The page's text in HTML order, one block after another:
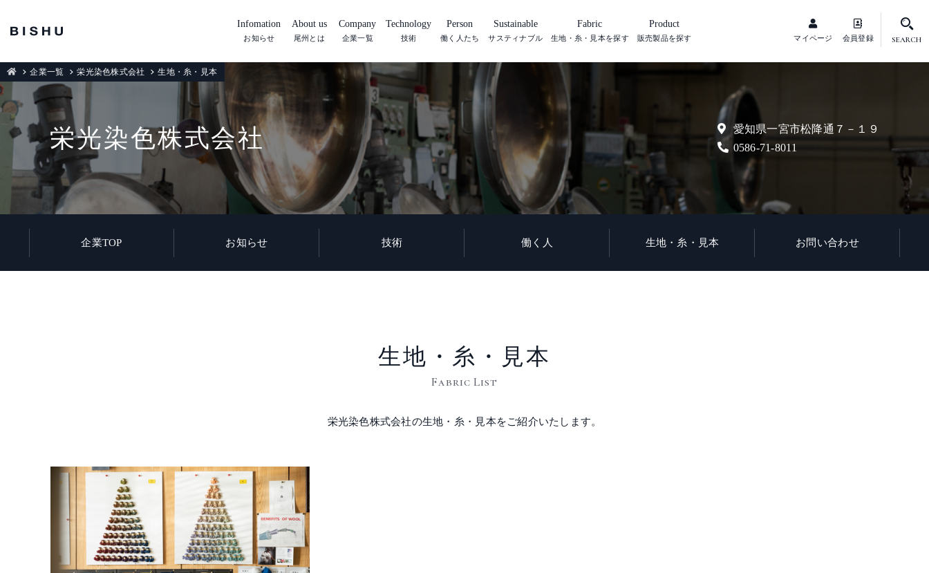
マイページ 会員登録 SEARCH
Infomation
お知らせ
About us
尾州とは
Company
企業一覧
Technology
技術
Person
働く人たち
Sustainable
サスティナブル
Fabric
生地・糸・見本を探す
Product
販売製品を探す
栄光染色株式会社
愛知県一宮市松降通７－１９
0586-71-8011
企業一覧 栄光染色株式会社 生地・糸・見本
企業TOP お知らせ 技術 働く人 生地・糸・見本 お問い合わせ
生地・糸・見本
Fabric List
栄光染色株式会社の生地・糸・見本をご紹介いたします。